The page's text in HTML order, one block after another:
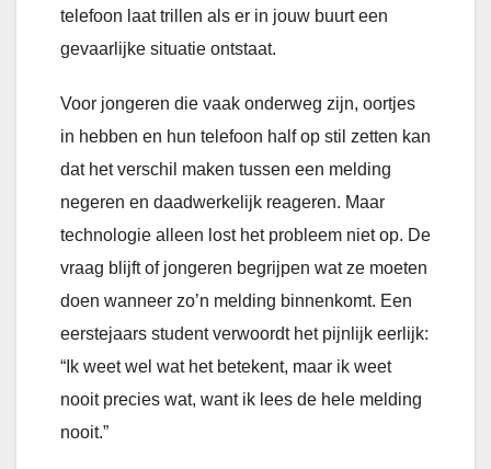
telefoon laat trillen als er in jouw buurt een
gevaarlijke situatie ontstaat.
Voor jongeren die vaak onderweg zijn, oortjes
in hebben en hun telefoon half op stil zetten kan
dat het verschil maken tussen een melding
negeren en daadwerkelijk reageren. Maar
technologie alleen lost het probleem niet op. De
vraag blijft of jongeren begrijpen wat ze moeten
doen wanneer zo’n melding binnenkomt. Een
eerstejaars student verwoordt het pijnlijk eerlijk:
“Ik weet wel wat het betekent, maar ik weet
nooit precies wat, want ik lees de hele melding
nooit.”